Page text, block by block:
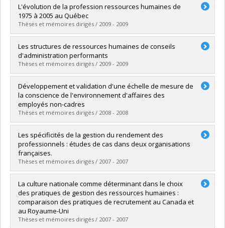
Diplômé(e) :Ngweyeno-Owanlélé, Gwenaëlle-Sonia
Cycle : Maîtrise
Diplôme obtenu :M. Sc.
Lien vers le document dans Papyrus
L'évolution de la profession ressources humaines de
1975 à 2005 au Québec
Thèses et mémoires dirigés / 2009 - 2009
Diplômé(e) :Brouillard, Sophie
Cycle :Maîtrise
Diplôme obtenu :M. Sc.
Lien vers le document dans Papyrus
Les structures de ressources humaines de conseils
d'administration performants
Thèses et mémoires dirigés / 2009 - 2009
Diplômé(e) :Brouillard, Marie-Claude
Cycle :Maîtrise
Diplôme obtenu :M. Sc.
Lien vers le document dans Papyrus
Développement et validation d'une échelle de mesure de
la conscience de l'environnement d'affaires des
employés non-cadres
Thèses et mémoires dirigés / 2008 - 2008
Diplômé(e) :Gauvreau-Jean, Véronique
Cycle :Maîtrise
Diplôme obtenu :
Lien vers le document dans Papyrus
Les spécificités de la gestion du rendement des
professionnels : études de cas dans deux organisations
françaises.
Thèses et mémoires dirigés / 2007 - 2007
Diplômé(e) :Debrat, Solange
Cycle :Maîtrise
Diplôme obtenu :M. Sc.
Lien vers le document dans Papyrus
La culture nationale comme déterminant dans le choix
des pratiques de gestion des ressources humaines :
comparaison des pratiques de recrutement au Canada et
au Royaume-Uni
Thèses et mémoires dirigés / 2007 - 2007